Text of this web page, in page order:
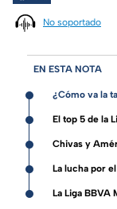
No soportado
EN ESTA NOTA
¿Cómo va la
El top 5 de la
Chivas y
La lucha por
La Liga BBVA